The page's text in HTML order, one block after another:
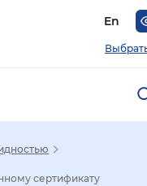
En
сертификату